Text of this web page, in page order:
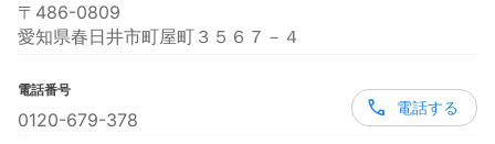
〒486-0809
愛知県春日井市町屋町３５６７－４
電話番号
0120-679-378
電話する